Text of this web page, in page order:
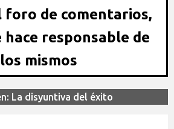
foro de comentarios,
hace responsable de
los mismos
La disyuntiva del éxito